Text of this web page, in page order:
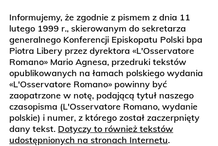
Informujemy, że zgodnie z pismem z dnia 11
lutego 1999 r., skierowanym do sekretarza
generalnego Konferencji Episkopatu Polski bpa
Piotra Libery przez dyrektora «L'Osservatore
Romano» Mario Agnesa, przedruki tekstów
opublikowanych na łamach polskiego wydania
«L'Osservatore Romano» powinny być
zaopatrzone w notę, podającą tytuł naszego
czasopisma (L'Osservatore Romano, wydanie
polskie) i numer, z którego został zaczerpnięty
dany tekst. Dotyczy to również tekstów
udostępnionych na stronach Internetu.